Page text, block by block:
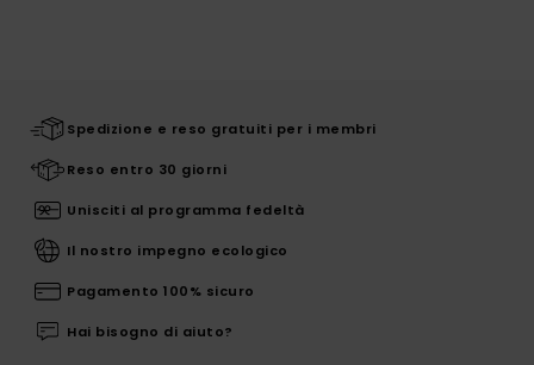
Spedizione e reso gratuiti per i membri
Reso entro 30 giorni
Unisciti al programma fedeltà
Il nostro impegno ecologico
Pagamento 100% sicuro
Hai bisogno di aiuto?